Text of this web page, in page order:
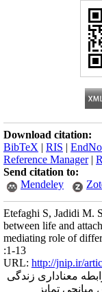
Download citation:
BibTeX | RIS |
Reference Manager|
Send citation to:
Mendeley
Etefaghi S, Jadidi M.
between life and
mediating role of
:1-13
URL: http://jnip.ir/
معناداری زندگی
تمایز